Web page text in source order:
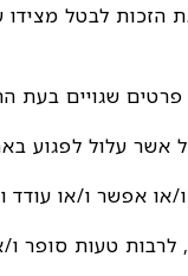
הזכות לבטל
לרבות טעות